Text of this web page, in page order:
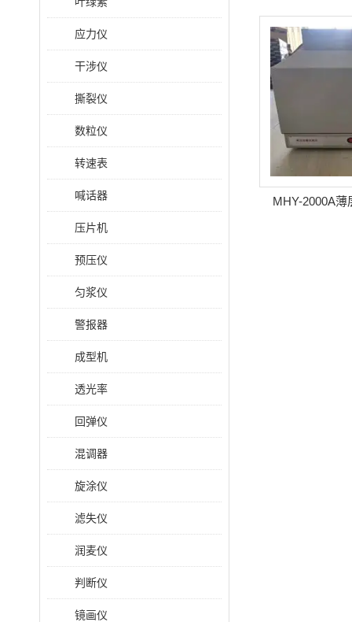
应力仪
干涉仪
撕裂仪
数粒仪
转速表
喊话器
压片机
预压仪
匀浆仪
警报器
成型机
透光率
回弹仪
混调器
旋涂仪
滤失仪
润麦仪
判断仪
镜画仪
MHY-2000A薄